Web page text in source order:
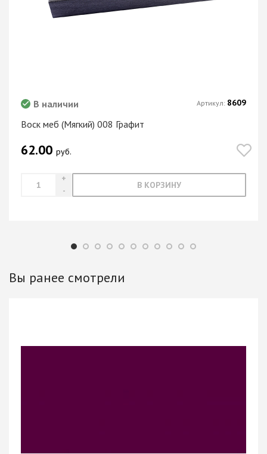
Воск меб (Мягкий) 008 Графит
В наличии
62.00 руб.
В КОРЗИНУ
Артикул: 8609
Вы ранее смотрели